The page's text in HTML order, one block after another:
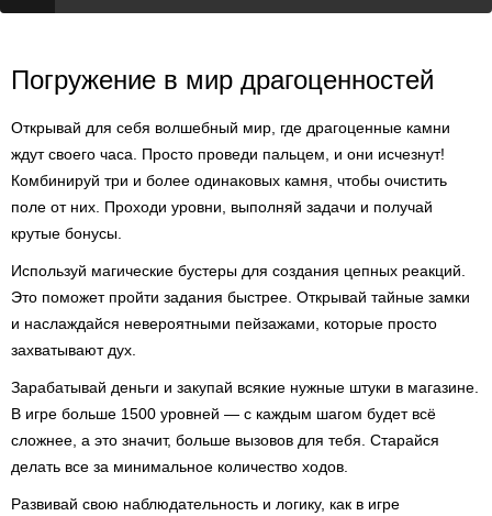
Погружение в мир драгоценностей
Открывай для себя волшебный мир, где драгоценные камни
ждут своего часа. Просто проведи пальцем, и они исчезнут!
Комбинируй три и более одинаковых камня, чтобы очистить
поле от них. Проходи уровни, выполняй задачи и получай
крутые бонусы.
Используй магические бустеры для создания цепных реакций.
Это поможет пройти задания быстрее. Открывай тайные замки
и наслаждайся невероятными пейзажами, которые просто
захватывают дух.
Зарабатывай деньги и закупай всякие нужные штуки в магазине.
В игре больше 1500 уровней — с каждым шагом будет всё
сложнее, а это значит, больше вызовов для тебя. Старайся
делать все за минимальное количество ходов.
Развивай свою наблюдательность и логику, как в игре